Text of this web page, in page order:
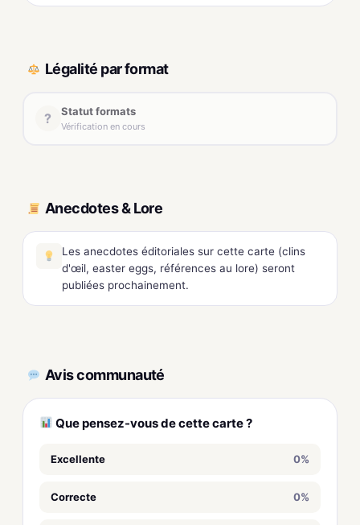
Légalité par format
? Statut formats
Vérification en cours
Anecdotes & Lore
Les anecdotes éditoriales sur cette carte (clins
d'œil, easter eggs, références au lore) seront
publiées prochainement.
Avis communauté
Que pensez-vous de cette carte ?
Excellente 0%
Correcte 0%